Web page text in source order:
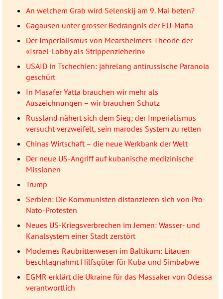
An welchem Grab wird Selenskij am 9. Mai beten?
Gagausen unter grosser Bedrängnis der EU-Mafia
Der Imperialismus von Mearsheimers Theorie der
«Israel-Lobby als Strippenzieherin»
USAID in Tschechien: jahrelang antirussische Paranoia
geschürt
In Masafer Yatta brauchen wir mehr als
Auszeichnungen – wir brauchen Schutz
Russland nähert sich dem Sieg; der Imperialismus
versucht verzweifelt, sein marodes System zu retten
Chinas Wirtschaft – die neue Werkbank der Welt
Der neue US-Angriff auf kubanische medizinische
Missionen
Trump
Serbien: Die Kommunisten distanzieren sich von Pro-
Nato-Protesten
Neues US-Kriegsverbrechen im Jemen: Wasser- und
Kanalsystem einer Stadt zerstört
Modernes Raubritterwesen im Baltikum: Litauen
beschlagnahmt Hilfsgüter für Kuba und Simbabwe
EGMR erklärt die Ukraine für das Massaker von Odessa
verantwortlich